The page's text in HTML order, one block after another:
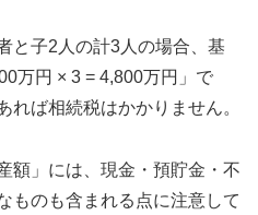
と子2人の計3人の場合、基
万円 × 3 = 4,800万円」で
れば相続税はかかりません。
額」には、現金・預貯金・不
ものも含まれる点に注意して